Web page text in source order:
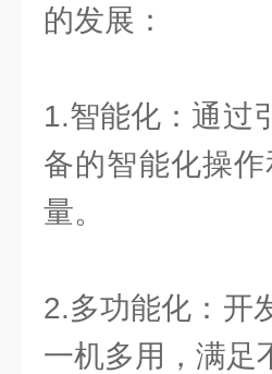
的发展：
1.智能化：通过
备的智能化操
量。
2.多功能化：开
一机多用，满